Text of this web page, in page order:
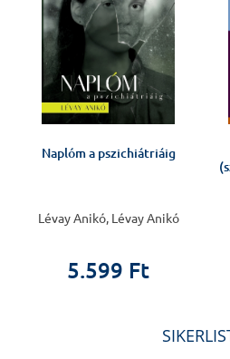
Naplóm a pszichiátriáig
Lévay Anikó, Lévay Anikó
5.599 Ft